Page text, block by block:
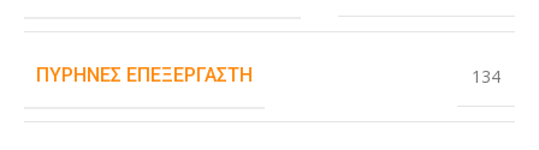
ΠΥΡΉΝΕΣ ΕΠΕΞΕΡΓΑΣΤΉ 134